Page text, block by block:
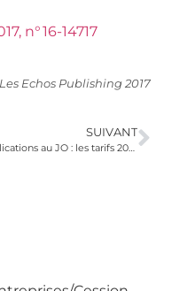
n° 16-14717
Echos Publishing 2017
SUIVANT
Publications au JO : les tarifs 2018 pour les associations